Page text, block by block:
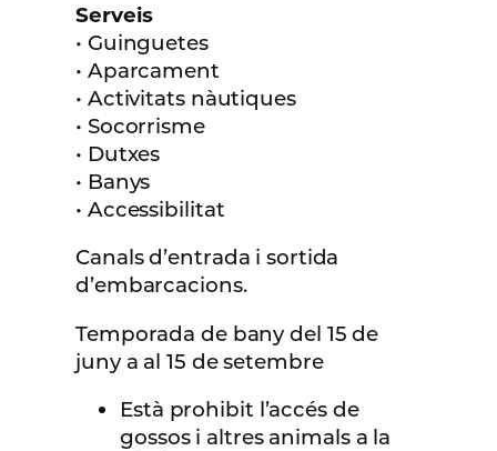
Serveis
• Guinguetes
• Aparcament
• Activitats nàutiques
• Socorrisme
• Dutxes
• Banys
• Accessibilitat
Canals d’entrada i sortida
d’embarcacions.
Temporada de bany del 15 de
juny a al 15 de setembre
Està prohibit l’accés de
gossos i altres animals a la